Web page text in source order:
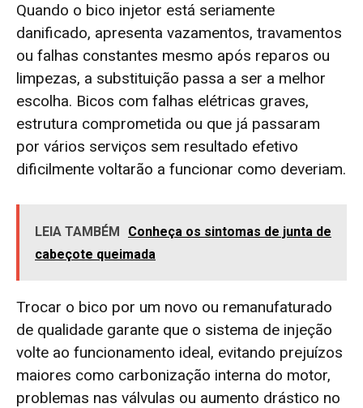
Quando o bico injetor está seriamente
danificado, apresenta vazamentos, travamentos
ou falhas constantes mesmo após reparos ou
limpezas, a substituição passa a ser a melhor
escolha. Bicos com falhas elétricas graves,
estrutura comprometida ou que já passaram
por vários serviços sem resultado efetivo
dificilmente voltarão a funcionar como deveriam.
LEIA TAMBÉM
Conheça os sintomas de junta de
cabeçote queimada
Trocar o bico por um novo ou remanufaturado
de qualidade garante que o sistema de injeção
volte ao funcionamento ideal, evitando prejuízos
maiores como carbonização interna do motor,
problemas nas válvulas ou aumento drástico no